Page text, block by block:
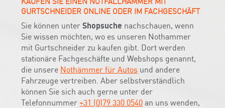
GURTSCHNEIDER ONLINE ODER IM FACHGESCHÄFT
Sie können unterShopsuche nachschauen, wenn
Sie wissen möchten, wo es unseren Nothammer
mit Gurtschneider zu kaufen gibt. Dort werden
stationäre Fachgeschäfte und Webshops genannt,
die unsere Nothämmer für Autos und andere
Fahrzeuge vertreiben. Aber selbstverständlich
können Sie sich auch gerne unter der
Telefonnummer+31 (0)79 330 0540 an uns wenden,